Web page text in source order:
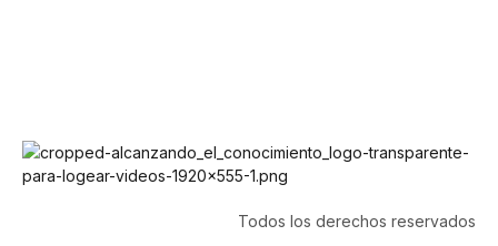
Todos los derechos reservados